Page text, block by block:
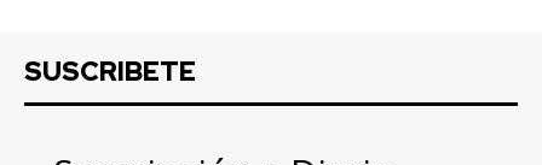
SUSCRIBETE